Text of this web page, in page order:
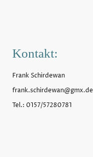
Kontakt:
Frank Schirdewan
frank.schirdewan@gmx.de
Tel.: 0157/57280781